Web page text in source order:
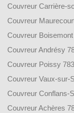
Couvreur Carrière-
Couvreur
Couvreur
Couvreur Andrésy
Couvreur Poissy
Couvreur Vaux-sur-
Couvreur Conflans-
Couvreur Achères